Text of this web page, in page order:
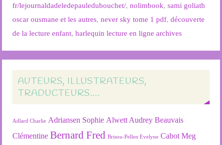
fr/lejournaldadeledepauledubouchet/,nolimbook,sami goliath
oscar ousmane et les autres,never sky tome 1 pdf,découverte
de la lecture enfant,harlequin lecture en ligne archives
AUTEURS, ILLUSTRATEURS,
TRADUCTEURS….
Adlard Charlie Adriansen Sophie Alwett Audrey Beauvais
Clémentine Bernard Fred Brisou-Pellen Evelyne Cabot Meg